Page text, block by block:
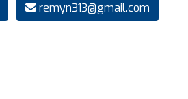
remyn313@gmail.com